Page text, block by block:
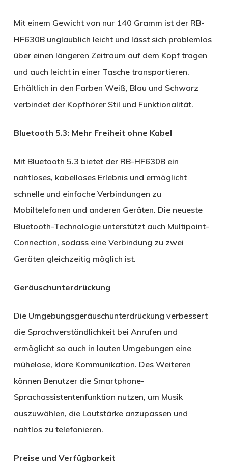
Mit einem Gewicht von nur 140 Gramm ist der RB-
HF630B unglaublich leicht und lässt sich problemlos
über einen längeren Zeitraum auf dem Kopf tragen
und auch leicht in einer Tasche transportieren.
Erhältlich in den Farben Weiß, Blau und Schwarz
verbindet der Kopfhörer Stil und Funktionalität.
Bluetooth 5.3: Mehr Freiheit ohne Kabel
Mit Bluetooth 5.3 bietet der RB-HF630B ein
nahtloses, kabelloses Erlebnis und ermöglicht
schnelle und einfache Verbindungen zu
Mobiltelefonen und anderen Geräten. Die neueste
Bluetooth-Technologie unterstützt auch Multipoint-
Connection, sodass eine Verbindung zu zwei
Geräten gleichzeitig möglich ist.
Geräuschunterdrückung
Die Umgebungsgeräuschunterdrückung verbessert
die Sprachverständlichkeit bei Anrufen und
ermöglicht so auch in lauten Umgebungen eine
mühelose, klare Kommunikation. Des Weiteren
können Benutzer die Smartphone-
Sprachassistentenfunktion nutzen, um Musik
auszuwählen, die Lautstärke anzupassen und
nahtlos zu telefonieren.
Preise und Verfügbarkeit